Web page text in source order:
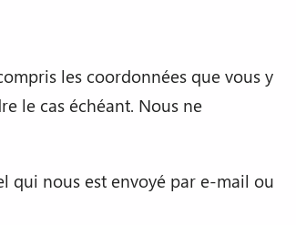
les coordonnées que vous y
le cas échéant. Nous ne
qui nous est envoyé par e-mail ou